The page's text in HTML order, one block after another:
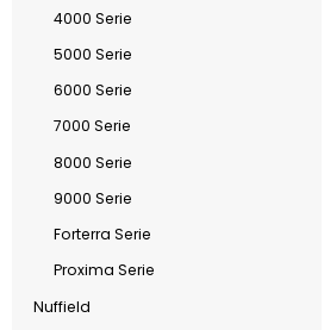
4000 Serie
5000 Serie
6000 Serie
7000 Serie
8000 Serie
9000 Serie
Forterra Serie
Proxima Serie
Nuffield